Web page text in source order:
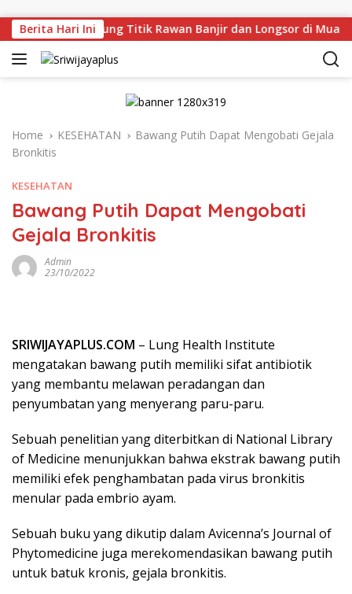
Berita Hari Ini
Tinjau Langsung Titik Rawan Banjir dan Longsor di Muara
Home KESEHATAN
Bawang Putih Dapat Mengobati Gejala
Bronkitis
KESEHATAN
Bawang Putih Dapat Mengobati
Gejala Bronkitis
Admin
23/10/2022
SRIWIJAYAPLUS.COM – Lung Health Institute
mengatakan bawang putih memiliki sifat antibiotik
yang membantu melawan peradangan dan
penyumbatan yang menyerang paru-paru.
Sebuah penelitian yang diterbitkan di National Library
of Medicine menunjukkan bahwa ekstrak bawang putih
memiliki efek penghambatan pada virus bronkitis
menular pada embrio ayam.
Sebuah buku yang dikutip dalam Avicenna’s Journal of
Phytomedicine juga merekomendasikan bawang putih
untuk batuk kronis, gejala bronkitis.